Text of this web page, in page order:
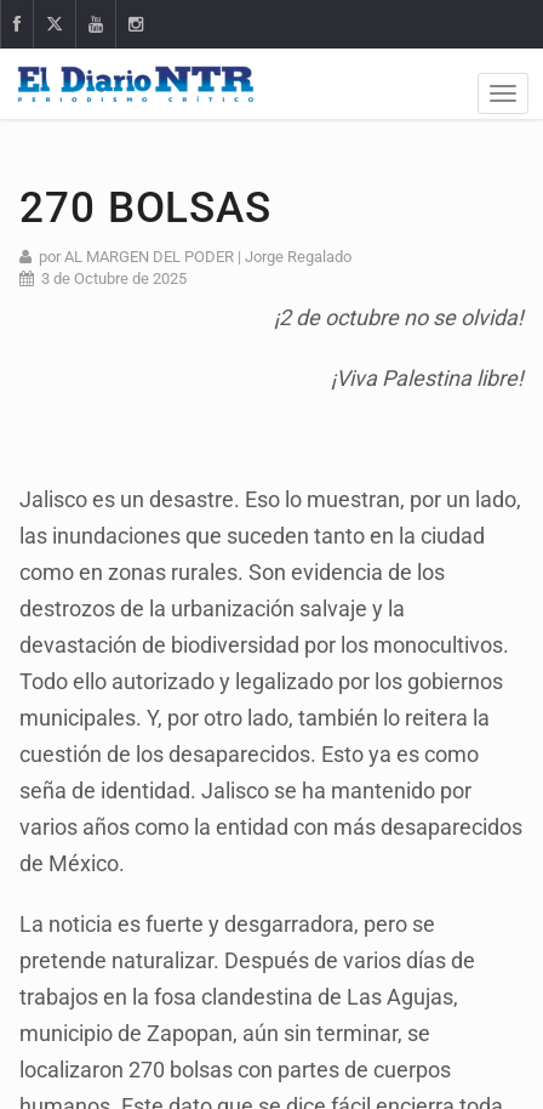
270 BOLSAS
por AL MARGEN DEL PODER | Jorge Regalado
3 de Octubre de 2025
¡2 de octubre no se olvida!
¡Viva Palestina libre!
Jalisco es un desastre. Eso lo muestran, por un lado,
las inundaciones que suceden tanto en la ciudad
como en zonas rurales. Son evidencia de los
destrozos de la urbanización salvaje y la
devastación de biodiversidad por los monocultivos.
Todo ello autorizado y legalizado por los gobiernos
municipales. Y, por otro lado, también lo reitera la
cuestión de los desaparecidos. Esto ya es como
seña de identidad. Jalisco se ha mantenido por
varios años como la entidad con más desaparecidos
de México.
La noticia es fuerte y desgarradora, pero se
pretende naturalizar. Después de varios días de
trabajos en la fosa clandestina de Las Agujas,
municipio de Zapopan, aún sin terminar, se
localizaron 270 bolsas con partes de cuerpos